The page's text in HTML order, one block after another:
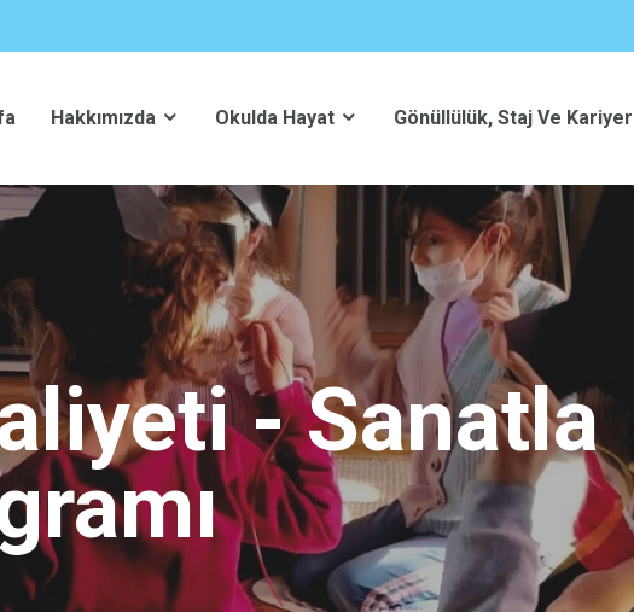
Hakkımızda Okulda Hayat Gönüllülük, Staj Ve Kariyer
- Sanatla